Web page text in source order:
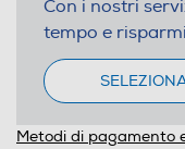
Con i nostri
tempo e
Metodi di pagamento